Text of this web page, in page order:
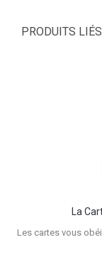
PRODUITS LIÉS
La
Les cartes vous